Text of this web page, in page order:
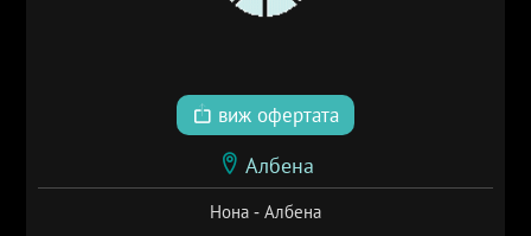
виж офертата
Албена
Нона - Албена